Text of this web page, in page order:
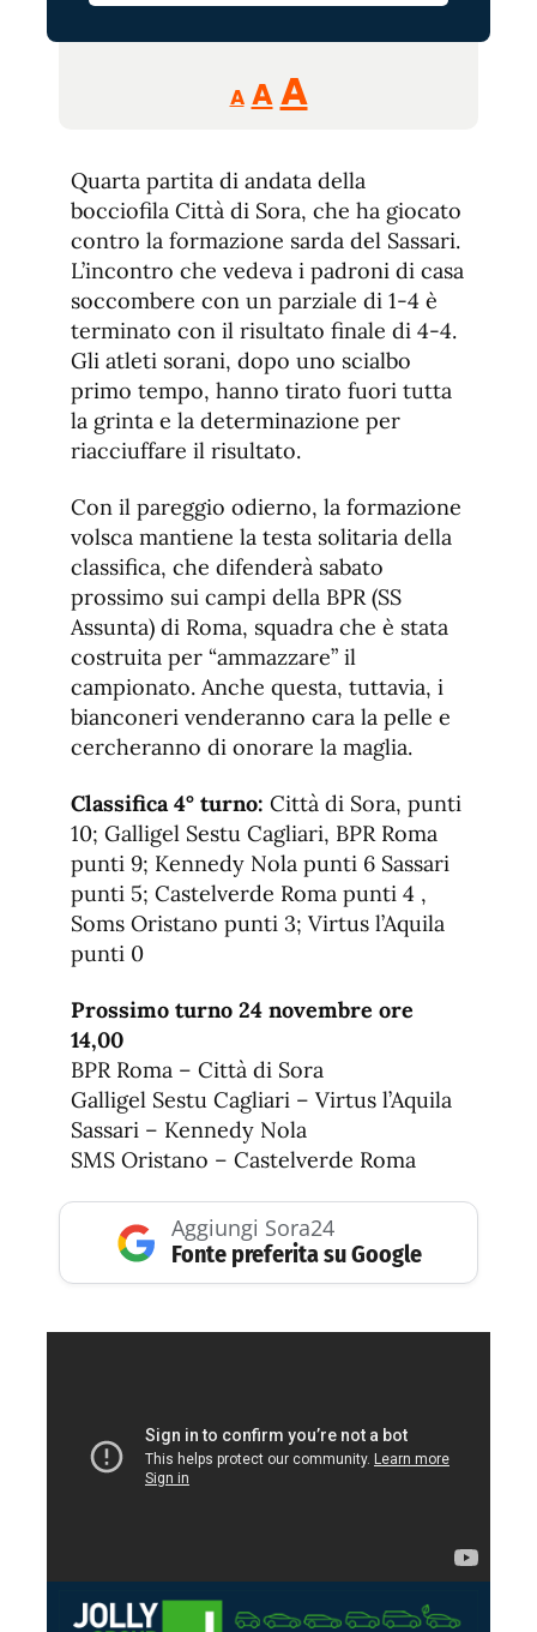
A
Reducir
tamaño
A Restablecer
de
fuente
AAumentar
de
fuente.
Quarta partita di andata della
bocciofila Città di Sora, che ha giocato
contro la formazione sarda del Sassari.
L’incontro che vedeva i padroni di casa
soccombere con un parziale di 1-4 è
terminato con il risultato finale di 4-4.
Gli atleti sorani, dopo uno scialbo
primo tempo, hanno tirato fuori tutta
la grinta e la determinazione per
riacciuffare il risultato.
Con il pareggio odierno, la formazione
volsca mantiene la testa solitaria della
classifica, che difenderà sabato
prossimo sui campi della BPR (SS
Assunta) di Roma, squadra che è stata
costruita per “ammazzare” il
campionato. Anche questa, tuttavia, i
bianconeri venderanno cara la pelle e
cercheranno di onorare la maglia.
Classifica 4° turno: Città di Sora, punti
10; Galligel Sestu Cagliari, BPR Roma
punti 9; Kennedy Nola punti 6 Sassari
punti 5; Castelverde Roma punti 4 ,
Soms Oristano punti 3; Virtus l’Aquila
punti 0
Prossimo turno 24 novembre ore
14,00
BPR Roma – Città di Sora
Galligel Sestu Cagliari – Virtus l’Aquila
Sassari – Kennedy Nola
SMS Oristano – Castelverde Roma
Aggiungi Sora24
Fonte preferita su Google